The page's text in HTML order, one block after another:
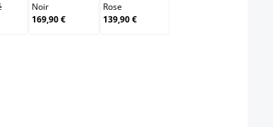
Noir
169,90 €
Rose
139,90 €